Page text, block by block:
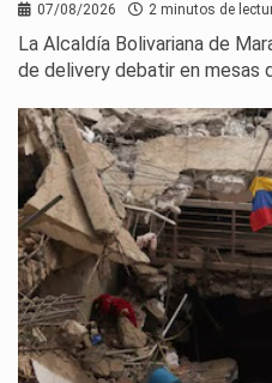
07/08/2026 2 minutos de
La Alcaldía Bolivariana de
de delivery debatir en mesas